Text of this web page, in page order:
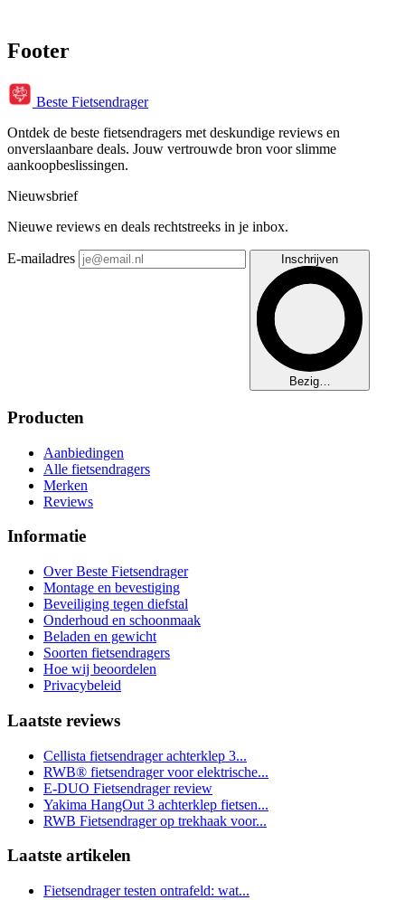
Footer
Beste Fietsendrager
Ontdek de beste fietsendragers met deskundige reviews en
onverslaanbare deals. Jouw vertrouwde bron voor slimme
aankoopbeslissingen.
Nieuwsbrief
Nieuwe reviews en deals rechtstreeks in je inbox.
E-mailadres Inschrijven
Bezig…
Producten
Aanbiedingen
Alle fietsendragers
Merken
Reviews
Informatie
Over Beste Fietsendrager
Montage en bevestiging
Beveiliging tegen diefstal
Onderhoud en schoonmaak
Beladen en gewicht
Soorten fietsendragers
Hoe wij beoordelen
Privacybeleid
Laatste reviews
Cellista fietsendrager achterklep 3...
RWB® fietsendrager voor elektrische...
E-DUO Fietsendrager review
Yakima HangOut 3 achterklep fietsen...
RWB Fietsendrager op trekhaak voor...
Laatste artikelen
Fietsendrager testen ontrafeld: wat...